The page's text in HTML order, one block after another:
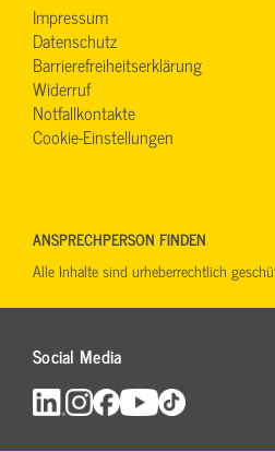
Impressum
Datenschutz
Barrierefreiheitserklärung
Widerruf
Notfallkontakte
Cookie-Einstellungen
Social Media
ANSPRECHPERSON FINDEN
Alle Inhalte sind urheberrechtlich